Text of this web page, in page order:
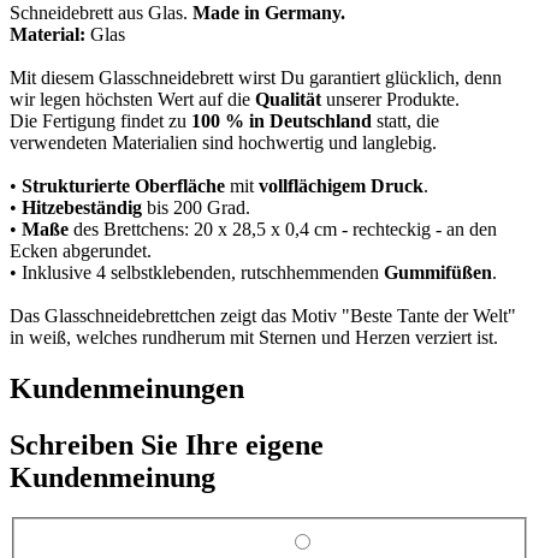
Schneidebrett aus Glas. Made in Germany.
Material: Glas
Mit diesem Glasschneidebrett wirst Du garantiert glücklich, denn
wir legen höchsten Wert auf die Qualität unserer Produkte.
Die Fertigung findet zu 100 % in Deutschland statt, die
verwendeten Materialien sind hochwertig und langlebig.
• Strukturierte Oberfläche mit vollflächigem Druck.
• Hitzebeständig bis 200 Grad.
• Maße des Brettchens: 20 x 28,5 x 0,4 cm - rechteckig - an den
Ecken abgerundet.
• Inklusive 4 selbstklebenden, rutschhemmenden Gummifüßen.
Das Glasschneidebrettchen zeigt das Motiv "Beste Tante der Welt"
in weiß, welches rundherum mit Sternen und Herzen verziert ist.
Kundenmeinungen
Schreiben Sie Ihre eigene
Kundenmeinung